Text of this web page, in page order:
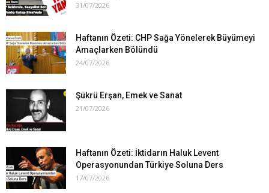
31/07/2026
Haftanın Özeti: CHP Sağa Yönelerek Büyümeyi
Amaçlarken Bölündü
24/07/2026
Şükrü Erşan, Emek ve Sanat
21/07/2026
Haftanın Özeti: İktidarın Haluk Levent
Operasyonundan Türkiye Soluna Ders
17/07/2026